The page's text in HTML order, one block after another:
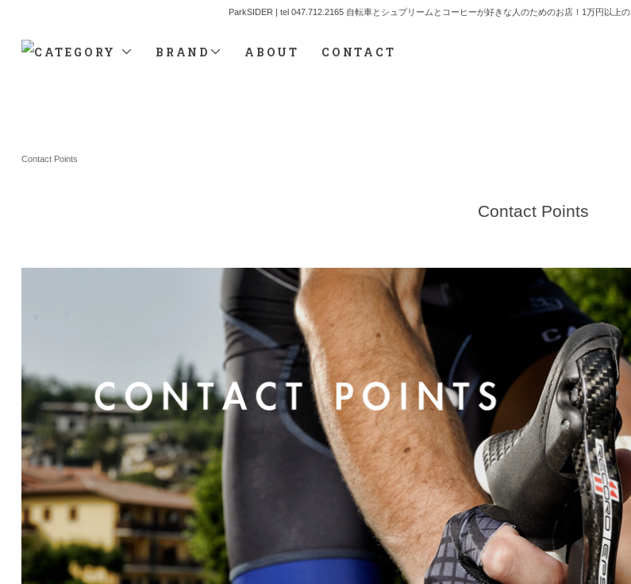
ParkSIDER | tel 047.712.2165 自転車とシュプリームとコーヒーが好きな人のためのお店！1万円以上
CATEGORY BRAND ABOUT CONTACT
Contact Points
Contact Points